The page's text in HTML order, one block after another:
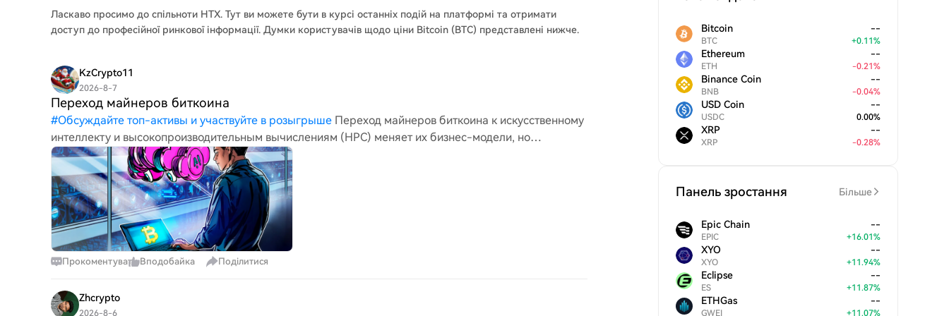
Ласкаво просимо до спільноти HTX. Тут ви можете бути в курсі останніх подій на платформі та отримати
доступ до професійної ринкової інформації. Думки користувачів щодо ціни Bitcoin (BTC) представлені нижче.
KzCrypto11
2026-8-7
Переход майнеров биткоина
#Обсуждайте топ-активы и участвуйте в розыгрыше Переход майнеров биткоина к искусственному
интеллекту и высокопроизводительным вычислениям (HPC) меняет их бизнес-модели, но
инвесторы больше не вознаграждают новые сделки по развитию инфраструктуры с
Прокоментувати Вподобайка Поділитися
Zhcrypto
2026-8-6
Bitcoin
BTC
--
+0.11%
Ethereum
ETH
--
-0.21%
Binance Coin
BNB
--
-0.04%
USD Coin
USDC
--
0.00%
XRP
XRP
--
-0.28%
Панель зростання Більше
Epic Chain
EPIC
--
+16.01%
XYO
XYO
--
+11.94%
Eclipse
ES
--
+11.87%
ETHGas
GWEI
--
+11.07%